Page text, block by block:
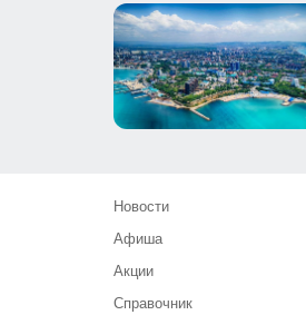
Новости
Афиша
Акции
Справочник